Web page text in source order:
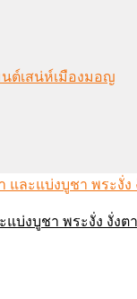
นต์เสน่ห์เมืองมอญ
แบ่งบูชา พระงั่ง งั่